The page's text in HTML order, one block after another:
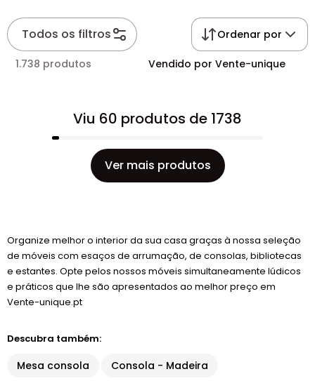
Todos os filtros Ordenar por
1.738 produtos Vendido por Vente-unique
Viu 60 produtos de 1738
Ver mais produtos
Organize melhor o interior da sua casa graças à nossa seleção
de móveis com esaços de arrumação, de consolas, bibliotecas
e estantes. Opte pelos nossos móveis simultaneamente lúdicos
e práticos que lhe são apresentados ao melhor preço em
Vente-unique.pt
Descubra também:
Mesa consola Consola - Madeira